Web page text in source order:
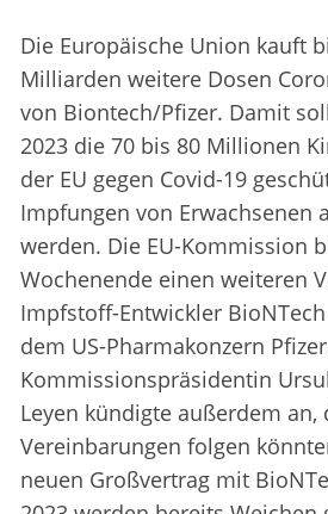
Die Europäische Union kauft
Milliarden weitere Dosen
von Biontech/Pfizer. Damit
2023 die 70 bis 80 Millionen
der EU gegen Covid-19
Impfungen von Erwachsenen
werden. Die EU-Kommission
Wochenende einen weiteren
Impfstoff-Entwickler
dem US-Pharmakonzern
Kommissionspräsidentin
Leyen kündigte außerdem an,
Vereinbarungen folgen
neuen Großvertrag mit